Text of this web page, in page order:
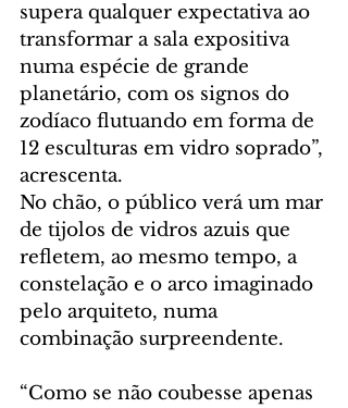
supera qualquer expectativa ao
transformar a sala expositiva
numa espécie de grande
planetário, com os signos do
zodíaco flutuando em forma de
12 esculturas em vidro soprado”,
acrescenta.
No chão, o público verá um mar
de tijolos de vidros azuis que
refletem, ao mesmo tempo, a
constelação e o arco imaginado
pelo arquiteto, numa
combinação surpreendente.
“Como se não coubesse apenas